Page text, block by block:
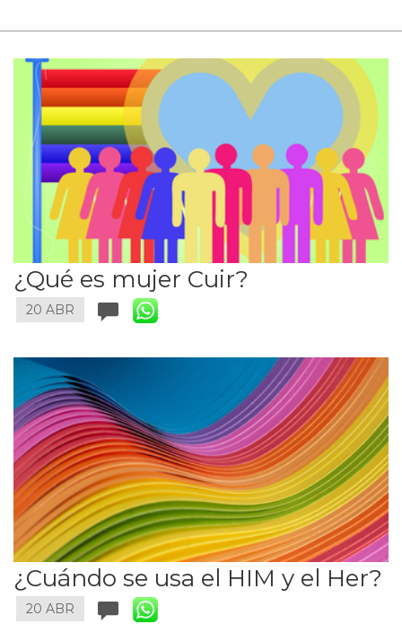
¿Qué es mujer Cuir?
20 ABR
¿Cuándo se usa el HIM y el Her?
20 ABR